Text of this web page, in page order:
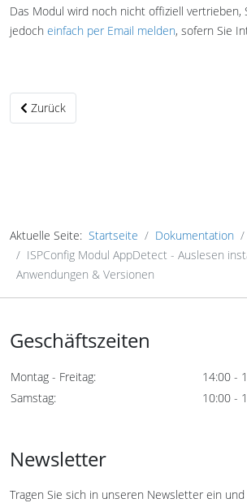
Das Modul wird noch nicht offiziell vertrieben,
jedoch einfach per Email melden, sofern Sie
Vorheriger Beitrag: Neue Email Konten in
Zurück
Aktuelle Seite: Startseite Dokumentation
ISPConfig Modul AppDetect - Auslesen
Anwendungen & Versionen
Geschäftszeiten
Montag - Freitag:
14:00 -
Samstag:
10:00 -
Newsletter
Tragen Sie sich in unseren Newsletter ein